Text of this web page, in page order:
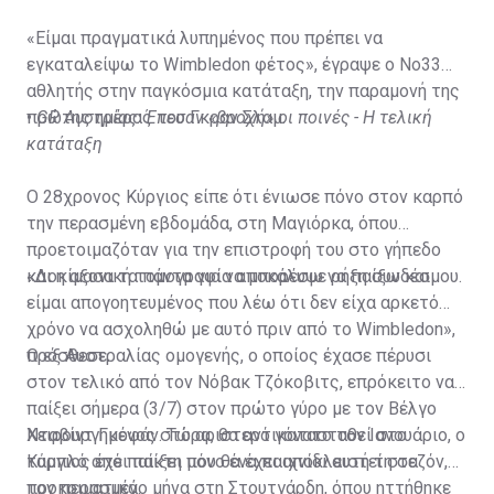
«Είμαι πραγματικά λυπημένος που πρέπει να
εγκαταλείψω το Wimbledon φέτος», έγραψε ο Νο33
αθλητής στην παγκόσμια κατάταξη, την παραμονή της
πρώτης ημέρας του Γκραν Σλαμ.
•GP Αυστρίας: Έπεσαν «βροχή» οι ποινές - Η τελική
κατάταξη
Ο 28χρονος Κύργιος είπε ότι ένιωσε πόνο στον καρπό
την περασμένη εβδομάδα, στη Μαγιόρκα, όπου
προετοιμαζόταν για την επιστροφή του στο γήπεδο
και η αξονική τομογραφία αποκάλυψε ρήξη συνδέσμου.
«Δοκίμασα τα πάντα για να μπορέσω να παίξω και
είμαι απογοητευμένος που λέω ότι δεν είχα αρκετό
χρόνο να ασχοληθώ με αυτό πριν από το Wimbledon»,
πρόσθεσε.
Ο εξ Αυστραλίας ομογενής, ο οποίος έχασε πέρυσι
στον τελικό από τον Νόβακ Τζόκοβιτς, επρόκειτο να
παίξει σήμερα (3/7) στον πρώτο γύρο με τον Βέλγο
Νταβίντ Γκοφάν. Τώρα, θα αντικατασταθεί στο
ταμπλό από παίκτη που θα έχει αποκλειστεί στα
προκριματικά.
Χειρουργημένος στο αριστερό γόνατο τον Ιανουάριο, ο
Κύργιος έχει παίξει μόνο ένα παιχνίδι αυτή τη σεζόν,
τον περασμένο μήνα στη Στουτγάρδη, όπου ηττήθηκε